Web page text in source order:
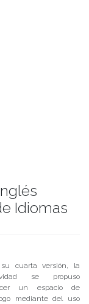
Idiomas
cuarta versión, la
se propuso
un espacio de
mediante del uso